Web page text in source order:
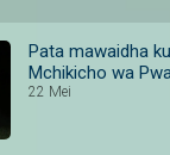
Pata mawaidha
Mchikicho wa
22 Mei